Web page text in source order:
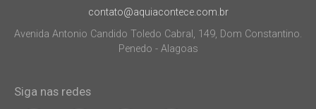
contato@aquiacontece.com.br
Avenida Antonio Candido Toledo Cabral, 149, Dom Constantino.
Penedo - Alagoas
Siga nas redes